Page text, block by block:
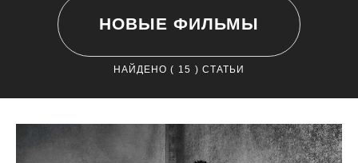
НОВЫЕ ФИЛЬМЫ
НАЙДЕНО ( 15 ) СТАТЬИ